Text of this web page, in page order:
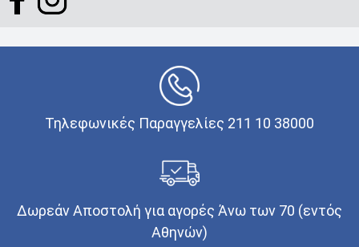
Τηλεφωνικές Παραγγελίες 211 10 38000
Δωρεάν Αποστολή για αγορές Άνω των 70 (εντός
Αθηνών)